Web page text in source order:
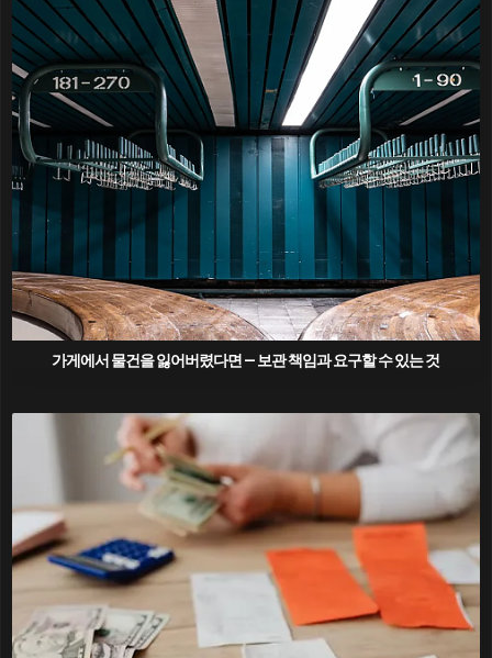
가게에서 물건을 잃어버렸다면 — 보관 책임과 요구할 수 있는 것